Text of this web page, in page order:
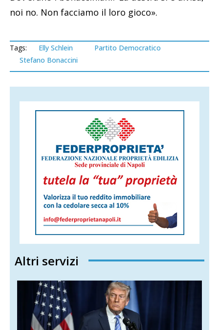
noi no. Non facciamo il loro gioco».
Tags: Elly Schlein
Partito Democratico
Stefano Bonaccini
Altri servizi